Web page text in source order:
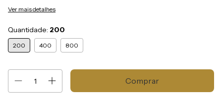
Ver mais detalhes
Quantidade: 200
200 400 800